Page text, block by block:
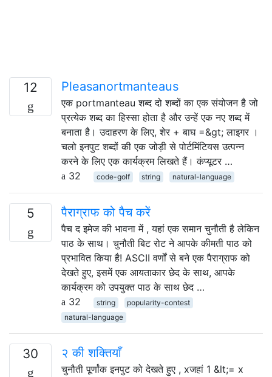
12 Pleasanortmanteaus
एक portmanteau शब्द दो शब्दों का एक संयोजन है जो
प्रत्येक शब्द का हिस्सा होता है और उन्हें एक नए शब्द में
बनाता है। उदाहरण के लिए, शेर + बाघ =&gt; लाइगर ।
चलो इनपुट शब्दों की एक जोड़ी से पोर्टमिंटियस उत्पन्न
करने के लिए एक कार्यक्रम लिखते हैं। कंप्यूटर …
32
code-golf string natural-language
5 पैराग्राफ को पैच करें
पैच द इमेज की भावना में , यहां एक समान चुनौती है लेकिन
पाठ के साथ। चुनौती बिट रोट ने आपके कीमती पाठ को
प्रभावित किया है! ASCII वर्णों से बने एक पैराग्राफ को
देखते हुए, इसमें एक आयताकार छेद के साथ, आपके
कार्यक्रम को उपयुक्त पाठ के साथ छेद …
32
string
popularity-contest
natural-language
30 २ की शक्तियाँ
चुनौती पूर्णांक इनपुट को देखते हुए , xजहां 1 &lt;= x